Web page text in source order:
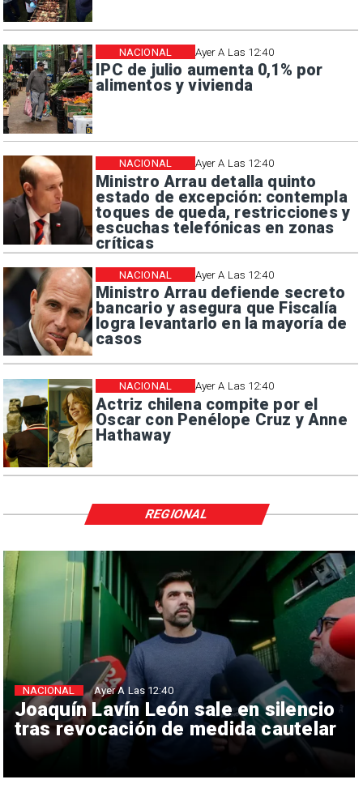
Ayer A Las 12:40
IPC de julio aumenta 0,1% por
alimentos y vivienda
NACIONAL
Ayer A Las 12:40
Ministro Arrau detalla quinto
estado de excepción: contempla
toques de queda, restricciones y
escuchas telefónicas en zonas
críticas
NACIONAL
Ayer A Las 12:40
Ministro Arrau defiende secreto
bancario y asegura que Fiscalía
logra levantarlo en la mayoría de
casos
NACIONAL
Ayer A Las 12:40
Actriz chilena compite por el
Oscar con Penélope Cruz y Anne
Hathaway
NACIONAL
Joaquín Lavín León sale en silencio
tras revocación de medida cautelar
NACIONAL Ayer A Las 12:40
REGIONAL